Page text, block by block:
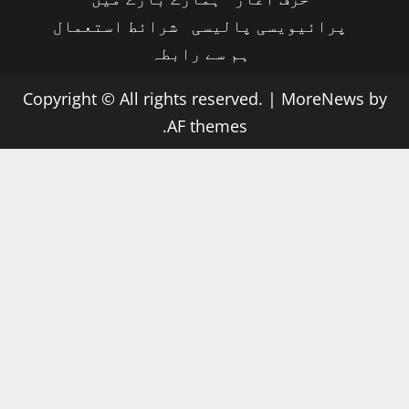
پرائیویسی پالیسی
شرائط استعمال
ہم سے رابطہ
Copyright © All rights reserved. | MoreNews by
AF themes.